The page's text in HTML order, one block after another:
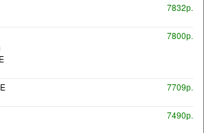
7832р.
7800р.
7709р.
7490р.